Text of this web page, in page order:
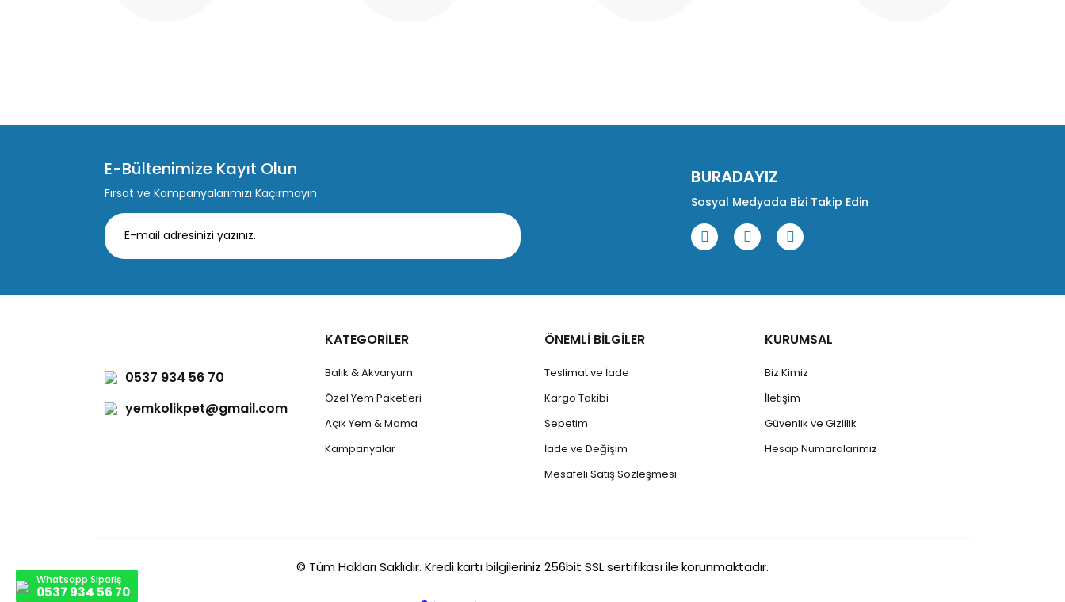
E-Bültenimize Kayıt Olun
Fırsat ve Kampanyalarımızı Kaçırmayın
BURADAYIZ
Sosyal Medyada Bizi Takip Edin
0537 934 56 70
yemkolikpet@gmail.com
KATEGORİLER
Balık & Akvaryum
Özel Yem Paketleri
Açık Yem & Mama
Kampanyalar
ÖNEMLİ BİLGİLER
Teslimat ve İade
Kargo Takibi
Sepetim
İade ve Değişim
Mesafeli Satış Sözleşmesi
KURUMSAL
Biz Kimiz
İletişim
Güvenlik ve Gizlilik
Hesap Numaralarımız
© Tüm Hakları Saklıdır. Kredi kartı bilgileriniz 256bit SSL sertifikası ile korunmaktadır.
Whatsapp Sipariş
0537 934 56 70